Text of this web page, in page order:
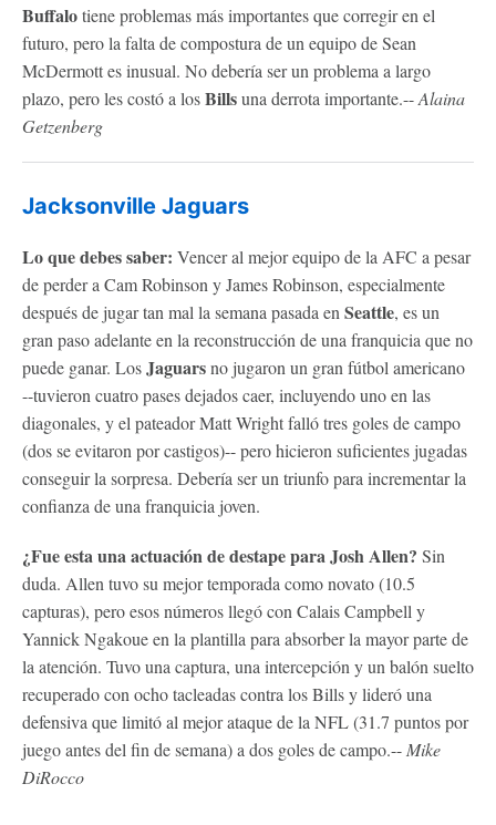
Buffalotiene problemas más importantes que corregir en el
futuro, pero la falta de compostura de un equipo de Sean
McDermott es inusual. No debería ser un problema a largo
plazo, pero les costó a losBillsuna derrota importante.--Alaina
Getzenberg
Jacksonville Jaguars
Lo que debes saber: Vencer al mejor equipo de la AFC a pesar
de perder a Cam Robinson y James Robinson, especialmente
después de jugar tan mal la semana pasada en Seattle, es un
gran paso adelante en la reconstrucción de una franquicia que no
puede ganar. LosJaguarsno jugaron un gran fútbol americano
--tuvieron cuatro pases dejados caer, incluyendo uno en las
diagonales, y el pateador Matt Wright falló tres goles de campo
(dos se evitaron por castigos)-- pero hicieron suficientes jugadas
conseguir la sorpresa. Debería ser un triunfo para incrementar la
confianza de una franquicia joven.
¿Fue esta una actuación de destape para Josh Allen? Sin
duda. Allen tuvo su mejor temporada como novato (10.5
capturas), pero esos números llegó con Calais Campbell y
Yannick Ngakoue en la plantilla para absorber la mayor parte de
la atención. Tuvo una captura, una intercepción y un balón suelto
recuperado con ocho tacleadas contra los Bills y lideró una
defensiva que limitó al mejor ataque de la NFL (31.7 puntos por
juego antes del fin de semana) a dos goles de campo.-- Mike
DiRocco